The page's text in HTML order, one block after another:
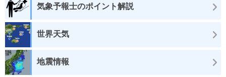
気象予報士のポイント解説
世界天気
地震情報